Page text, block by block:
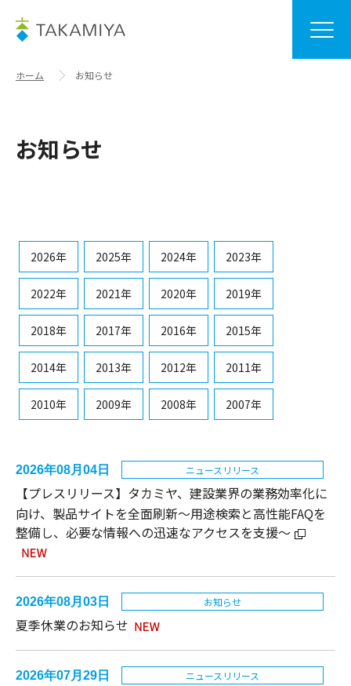
ホーム お知らせ
お知らせ
2026年 2025年 2024年 2023年
2022年 2021年 2020年 2019年
2018年 2017年 2016年 2015年
2014年 2013年 2012年 2011年
2010年 2009年 2008年 2007年
2026年08月04日 ニュースリリース
【プレスリリース】タカミヤ、建設業界の業務効率化に
向け、製品サイトを全面刷新～用途検索と高性能FAQを
整備し、必要な情報への迅速なアクセスを支援～
2026年08月03日 お知らせ
夏季休業のお知らせ
2026年07月29日
ニュースリリース